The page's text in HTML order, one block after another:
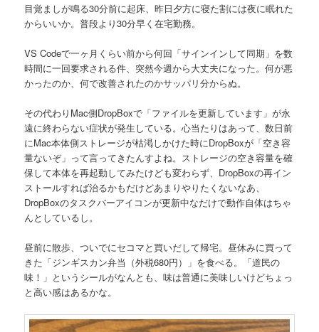
目覚ましが鳴る30分前に起床、昨日夕方に寝た割には夜に眠れた
からいいか。普段より30分早く在宅勤務。
VS Codeで一ヶ月くらい前から何回「サインインして同期」を数
時間に一回要求される件、突然今週から大丈夫になった。何が悪
かったのか、何で改善されたのかサッパリ分からぬ。
その代わりMac側DropBoxで「ファイルを更新しています」が永
遠に終わらない症状が発生している。心当たりはあって、数日前
にMac本体側ストレージが枯渇しかけた時にDropBoxが「空き容
量ないぞ」って言ってきたんすよね。ストレージの空き容量を確
保して本体を再起動してみたけども変わらず、DropBoxの再イン
ストールすれば治るかもだけどあまりやりたくないなあ、
DropBoxのタスクバーアイコンが更新中なだけで動作自体はちゃ
んとしているし。
昼前に散歩、ついでにセコマと買いだして帰宅。昼休みに買って
きた「ジンギスカン弁当（外税680円）」を食べる。「道民の
味！」というシールがなんとも、味は普通に美味しいけどちょっ
と高い感はあるかな。